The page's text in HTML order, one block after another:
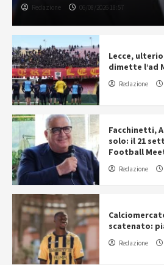
Redazione 06/08/2026 18:57
Lecce,
dimette l’ad
Redazione
Facchinetti,
solo: il 21
Football
Redazione
scatenato:
Redazione